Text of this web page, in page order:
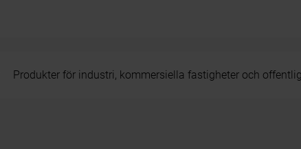
Produkter för industri, kommersiella fastigheter och